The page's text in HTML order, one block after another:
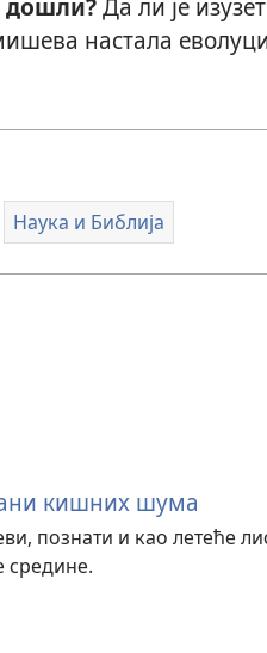
дошли?Да ли је
настала
Наука и Библија
кишних шума
познати и као летеће
средине.